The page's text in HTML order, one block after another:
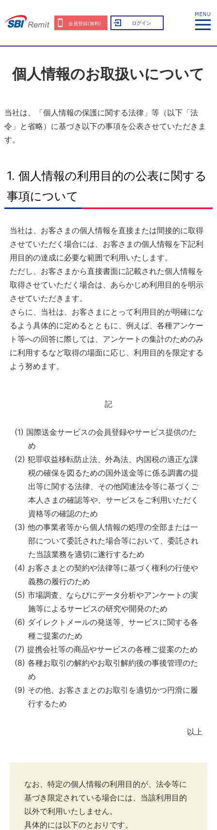
会員登録(無料) ログイン
個人情報のお取扱いについて
当社は、「個人情報の保護に関する法律」等（以下「法
令」と省略）に基づき以下の事項を公表させていただきま
す。
1. 個人情報の利用目的の公表に関する
事項について
当社は、お客さまの個人情報を直接または間接的に取得
させていただく場合には、お客さまの個人情報を下記利
用目的の達成に必要な範囲で利用いたします。
ただし、お客さまから直接書面に記載された個人情報を
取得させていただく場合は、あらかじめ利用目的を明示
させていただきます。
さらに、当社は、お客さまにとって利用目的が明確にな
るよう具体的に定めるとともに、例えば、各種アンケー
ト等への回答に際しては、アンケートの集計のためのみ
に利用するなど取得の場面に応じ、利用目的を限定する
よう努めます。
記
(1) 国際送金サービスの会員登録やサービス提供のた
め
(2) 犯罪収益移転防止法、外為法、内国税の適正な課
税の確保を図るための国外送金等に係る調書の提
出等に関する法律、その他関連法令等に基づくご
本人さまの確認等や、サービスをご利用いただく
資格等の確認のため
(3) 他の事業者等から個人情報の処理の全部または一
部について委託された場合等において、委託され
た当該業務を適切に遂行するため
(4) お客さまとの契約や法律等に基づく権利の行使や
義務の履行のため
(5) 市場調査、ならびにデータ分析やアンケートの実
施等によるサービスの研究や開発のため
(6) ダイレクトメールの発送等、サービスに関する各
種ご提案のため
(7) 提携会社等の商品やサービスの各種ご提案のため
(8) 各種お取引の解約やお取引解約後の事後管理のた
め
(9) その他、お客さまとのお取引を適切かつ円滑に履
行するため
以上
なお、特定の個人情報の利用目的が、法令等に
基づき限定されている場合には、当該利用目的
以外で利用いたしません。
具体的には以下のとおりです。